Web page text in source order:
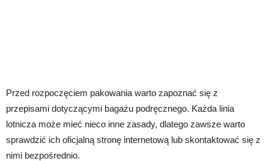
Przed rozpoczęciem pakowania warto zapoznać się z
przepisami dotyczącymi bagażu podręcznego. Każda linia
lotnicza może mieć nieco inne zasady, dlatego zawsze warto
sprawdzić ich oficjalną stronę internetową lub skontaktować się z
nimi bezpośrednio.